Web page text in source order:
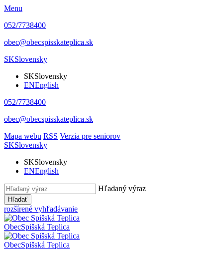
Menu
052/7738400
obec@obecspisskateplica.sk
SKSlovensky
SKSlovensky
ENEnglish
052/7738400
obec@obecspisskateplica.sk
Mapa webu RSS Verzia pre seniorov
SKSlovensky
SKSlovensky
ENEnglish
Hľadaný výraz
Hľadať
rozšírené vyhľadávanie
ObecSpišská Teplica
ObecSpišská Teplica